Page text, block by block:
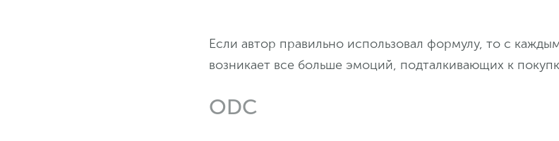
Если автор правильно использовал формулу, то с
возникает все больше эмоций, подталкивающих к
ODC